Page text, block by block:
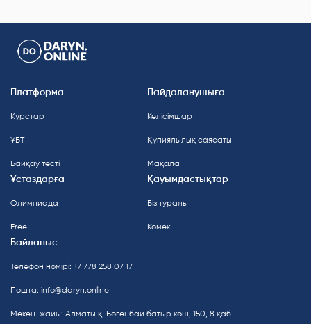
Платформа
Курстар
ҰБТ
Байқау тесті
Пайдаланушыға
Келісімшарт
Құпиялылық саясаты
Мақала
Ұстаздарға
Олимпиада
Free
Қауымдастықтар
Біз туралы
Көмек
Байланыс
Телефон нөмірі: +7 778 258 07 17
Пошта: info@daryn.online
Мекен-жайы: Алматы қ, Бөгенбай батыр көш, 150, 8 қаб